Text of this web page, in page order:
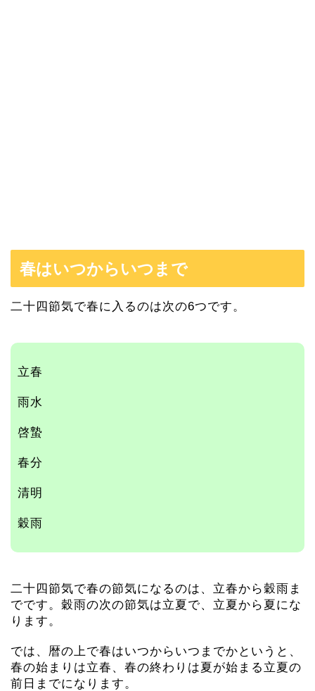
春はいつからいつまで
二十四節気で春に入るのは次の6つです。
立春
雨水
啓蟄
春分
清明
穀雨
二十四節気で春の節気になるのは、立春から穀雨ま
でです。穀雨の次の節気は立夏で、立夏から夏にな
ります。
では、暦の上で春はいつからいつまでかというと、
春の始まりは立春、春の終わりは夏が始まる立夏の
前日までになります。